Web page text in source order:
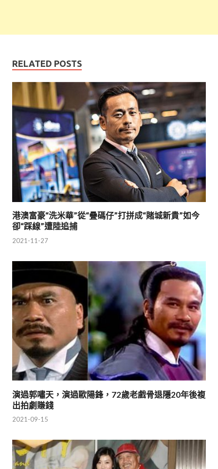
RELATED POSTS
港澳富豪“洗米華”從“疊碼仔”打拼成“賭城新貴”如今
卻“踩線”遭陸追捕
2021-11-27
演過郭嘯天，演過歐陽鋒，72歲老戲骨退隱20年後複
出拍劇賺錢
2021-09-15